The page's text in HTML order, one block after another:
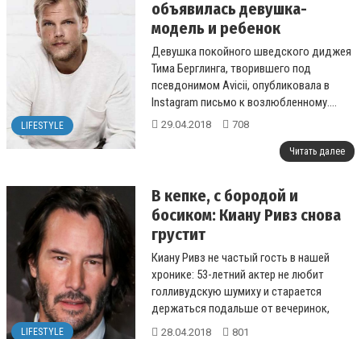
LIFESTYLE
объявилась девушка-
модель и ребенок
Девушка покойного шведского диджея
Тима Берглинга, творившего под
псевдонимом Avicii, опубликовала в
Instagram письмо к возлюбленному....
29.04.2018 708
Читать далее
LIFESTYLE
В кепке, с бородой и
босиком: Киану Ривз снова
грустит
Киану Ривз не частый гость в нашей
хронике: 53-летний актер не любит
голливудскую шумиху и старается
держаться подальше от вечеринок,
репортеров и фанатов....
28.04.2018 801